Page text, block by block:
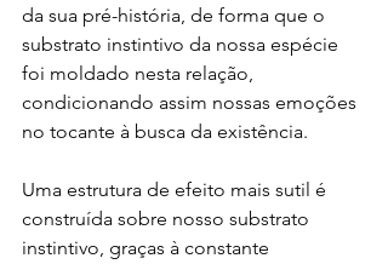
da sua pré-história, de forma que o
substrato instintivo da nossa espécie
foi moldado nesta relação,
condicionando assim nossas emoções
no tocante à busca da existência.
Uma estrutura de efeito mais sutil é
construída sobre nosso substrato
instintivo, graças à constante